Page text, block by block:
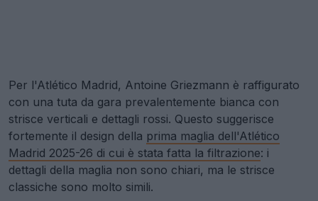
Per l'Atlético Madrid, Antoine Griezmann è raffigurato
con una tuta da gara prevalentemente bianca con
strisce verticali e dettagli rossi. Questo suggerisce
fortemente il design della prima maglia dell'Atlético
Madrid 2025-26 di cui è stata fatta la filtrazione: i
dettagli della maglia non sono chiari, ma le strisce
classiche sono molto simili.